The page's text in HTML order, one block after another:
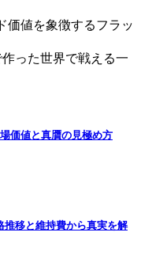
価値を象徴するフラッ
った世界で戦える一
価値と真贋の見極め方
移と維持費から真実を解